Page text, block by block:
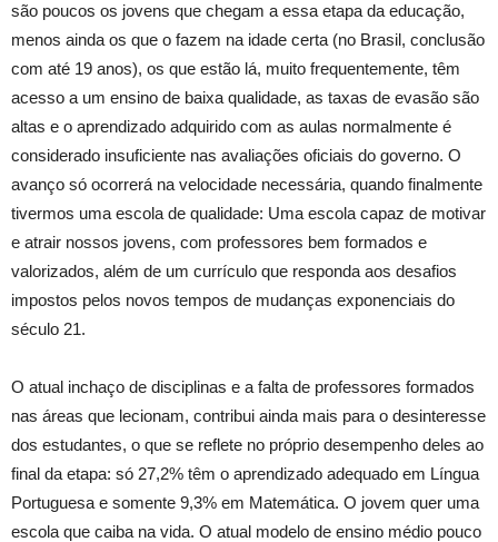
são poucos os jovens que chegam a essa etapa da educação,
menos ainda os que o fazem na idade certa (no Brasil, conclusão
com até 19 anos), os que estão lá, muito frequentemente, têm
acesso a um ensino de baixa qualidade, as taxas de evasão são
altas e o aprendizado adquirido com as aulas normalmente é
considerado insuficiente nas avaliações oficiais do governo. O
avanço só ocorrerá na velocidade necessária, quando finalmente
tivermos uma escola de qualidade: Uma escola capaz de motivar
e atrair nossos jovens, com professores bem formados e
valorizados, além de um currículo que responda aos desafios
impostos pelos novos tempos de mudanças exponenciais do
século 21.
O atual inchaço de disciplinas e a falta de professores formados
nas áreas que lecionam, contribui ainda mais para o desinteresse
dos estudantes, o que se reflete no próprio desempenho deles ao
final da etapa: só 27,2% têm o aprendizado adequado em Língua
Portuguesa e somente 9,3% em Matemática. O jovem quer uma
escola que caiba na vida. O atual modelo de ensino médio pouco